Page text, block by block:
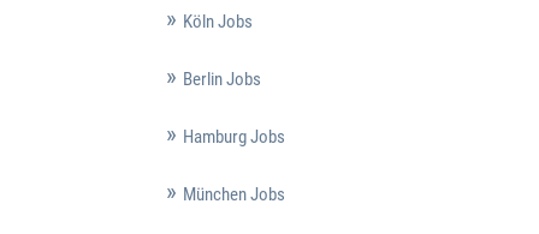
Köln Jobs
Berlin Jobs
Hamburg Jobs
München Jobs